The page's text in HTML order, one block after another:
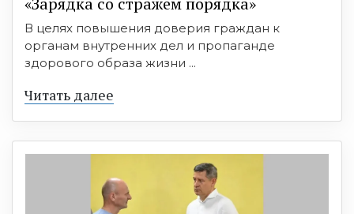
В целях повышения доверия граждан к
органам внутренних дел и пропаганде
здорового образа жизни ...
Читать далее